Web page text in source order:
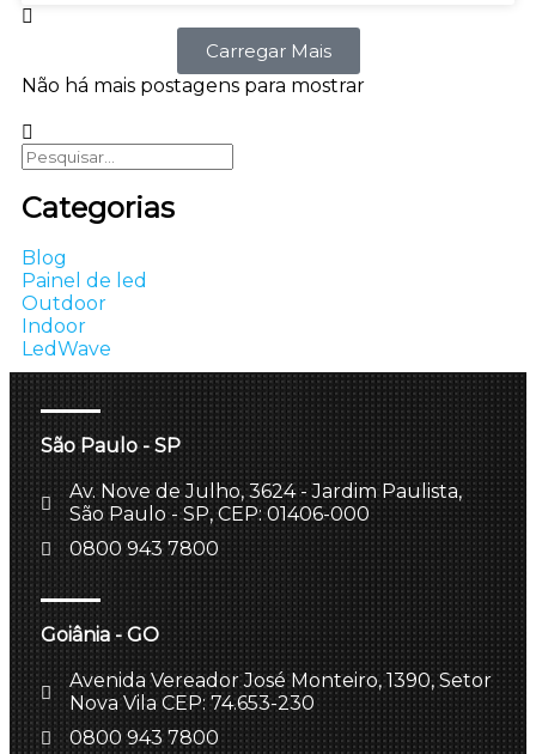
Carregar Mais
Não há mais postagens para mostrar
Categorias
Blog
Painel de led
Outdoor
Indoor
LedWave
São Paulo - SP
Av. Nove de Julho, 3624 - Jardim Paulista,
São Paulo - SP, CEP: 01406-000
0800 943 7800
Goiânia - GO
Avenida Vereador José Monteiro, 1390, Setor
Nova Vila CEP: 74.653-230
0800 943 7800